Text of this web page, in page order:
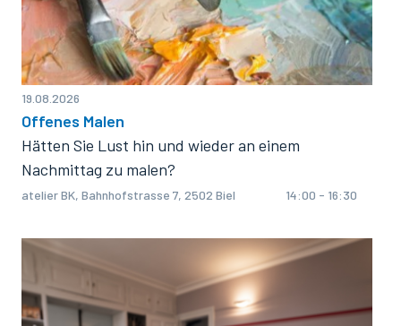
19.08.2026
Offenes Malen
Hätten Sie Lust hin und wieder an einem
Nachmittag zu malen?
atelier BK, Bahnhofstrasse 7, 2502 Biel 14:00 - 16:30